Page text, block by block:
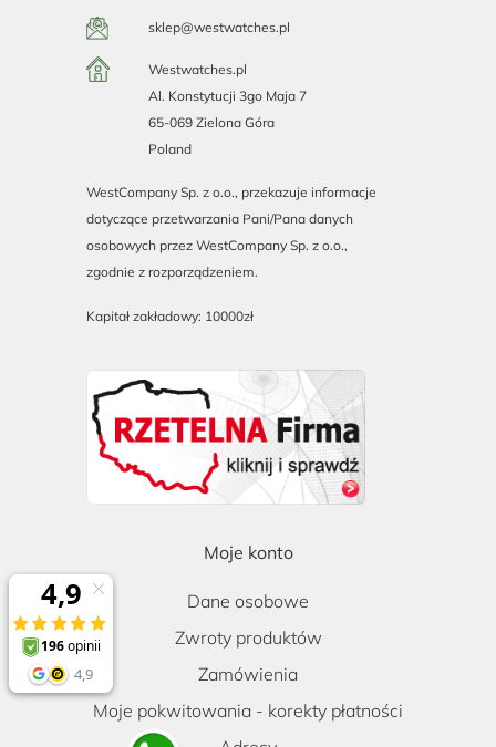
sklep@westwatches.pl
Westwatches.pl
Al. Konstytucji 3go Maja 7
65-069 Zielona Góra
Poland
WestCompany Sp. z o.o., przekazuje informacje
dotyczące przetwarzania Pani/Pana danych
osobowych przez WestCompany Sp. z o.o.,
zgodnie z rozporządzeniem.
Kapitał zakładowy: 10000zł
Moje konto
Dane osobowe
Zwroty produktów
Zamówienia
Moje pokwitowania - korekty płatności